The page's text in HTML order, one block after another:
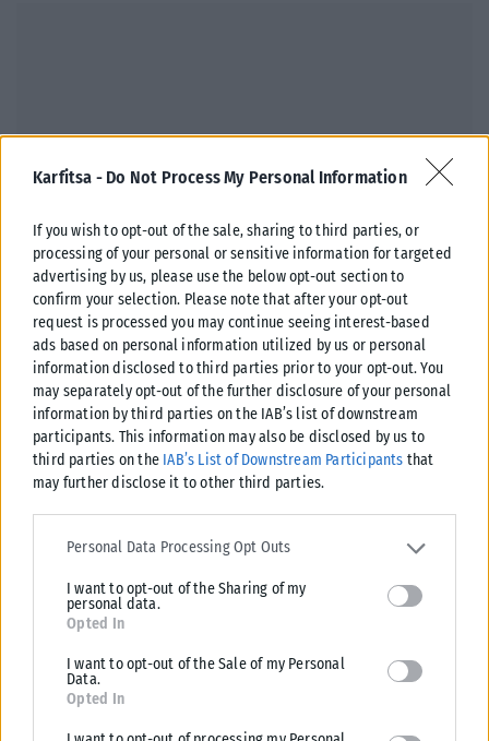
Karfitsa - Do Not Process My Personal Information
If you wish to opt-out of the sale, sharing to third parties, or
processing of your personal or sensitive information for targeted
advertising by us, please use the below opt-out section to
confirm your selection. Please note that after your opt-out
request is processed you may continue seeing interest-based
ads based on personal information utilized by us or personal
information disclosed to third parties prior to your opt-out. You
may separately opt-out of the further disclosure of your personal
information by third parties on the IAB’s list of downstream
participants. This information may also be disclosed by us to
third parties on the IAB’s List of Downstream Participants that
may further disclose it to other third parties.
Please note that this website/app uses one or more Google
services and may gather and store information including but not
deny consent to Google and its third-party tags to use your data
for below specified purposes in below Google consent section.
Personal Data Processing Opt Outs
I want to opt-out of the Sharing of my
personal data.
Opted In
I want to opt-out of the Sale of my Personal
Data.
Opted In
LIFESTYLE
Χαλκιδική: Γιόγκα και φιλοζωία στην πρώτη συνεδρία Puppy
Yoga με διασωθέντα κουτάβια
Μια ξεχωριστή εμπειρία που συνδυάζει την ευεξία, τη χαλάρωση και τη
φιλοζωική προσφορά έρχεται για πρώτη φορά στη Χαλκιδική. Την...
ΑΝΑΡΤΉΘΗΚΕ ΑΠΌ KARFITSANEWS 05/08/2026